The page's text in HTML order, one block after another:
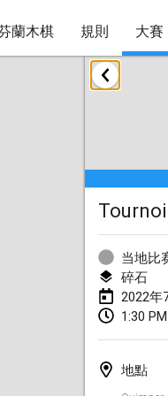
蘭木棋 規則 大賽
当地比
碎石
2022年
1:30 PM
地點
2022年1月
2022
The